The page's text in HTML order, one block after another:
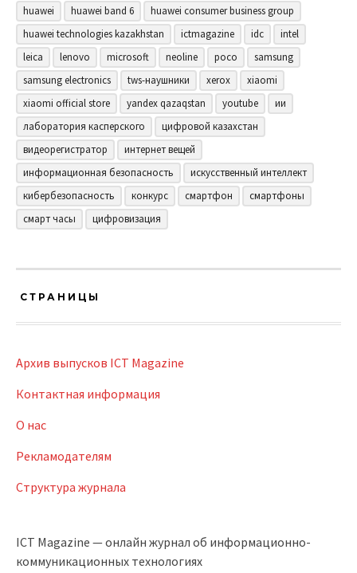
huawei
huawei band 6
huawei consumer business group
huawei technologies kazakhstan
ictmagazine idc
intel
leica
lenovo microsoft neoline poco
samsung
samsung electronics
tws-наушники xerox
xiaomi
xiaomi official store
yandex qazaqstan youtube
ии
лаборатория касперского
цифровой казахстан
видеорегистратор
интернет вещей
информационная безопасность
искусственный интеллект
кибербезопасность
конкурс смартфон
смартфоны
смарт часы
цифровизация
СТРАНИЦЫ
Архив выпусков ICT Magazine
Контактная информация
О нас
Рекламодателям
Структура журнала
ICT Magazine — онлайн журнал об информационно-
коммуникационных технологиях